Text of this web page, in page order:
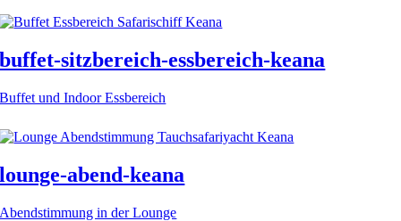
buffet-sitzbereich-essbereich-keana
Buffet und Indoor Essbereich
lounge-abend-keana
Abendstimmung in der Lounge